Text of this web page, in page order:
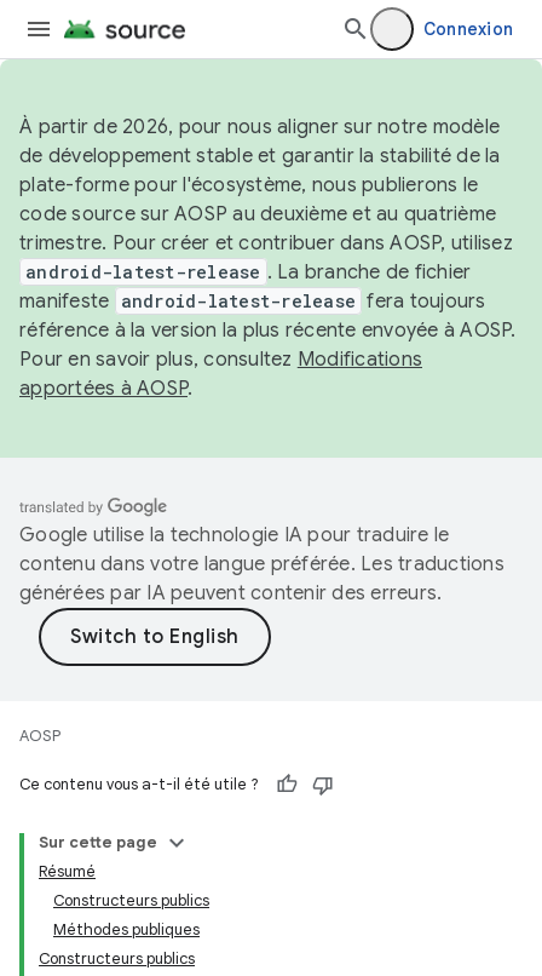
Connexion
À partir de 2026, pour nous aligner sur notre modèle
de développement stable et garantir la stabilité de la
plate-forme pour l'écosystème, nous publierons le
code source sur AOSP au deuxième et au quatrième
trimestre. Pour créer et contribuer dans AOSP, utilisez
android-latest-release . La branche de fichier
manifeste android-latest-release fera toujours
référence à la version la plus récente envoyée à AOSP.
Pour en savoir plus, consultez Modifications
apportées à AOSP.
Google utilise la technologie IA pour traduire le
contenu dans votre langue préférée. Les traductions
générées par IA peuvent contenir des erreurs.
AOSP
Ce contenu vous a-t-il été utile ?
Sur cette page
Résumé
Constructeurs publics
Méthodes publiques
Constructeurs publics